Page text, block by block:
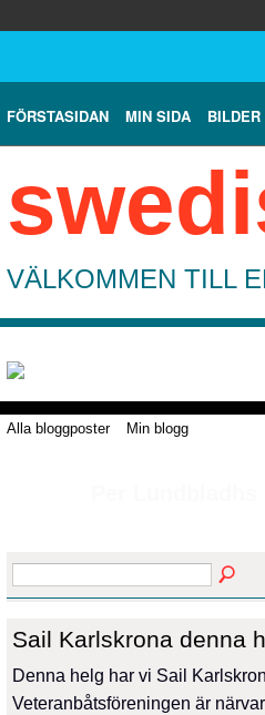
FÖRSTASIDAN MIN SIDA BILDER
VÄLKOMMEN TILL
Alla bloggposter Min blogg
Sail Karlskrona denna
Denna helg har vi Sail
Veteranbåtsföreningen är